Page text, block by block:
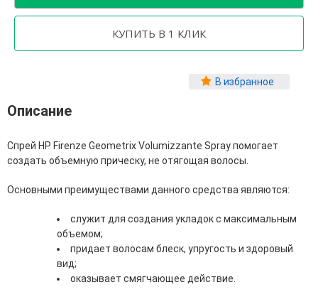
Гели для лица
Кремы для лица
Лосьоны, тоники и мисты для лица
Масла для лица
Молочко и сливки для лица
Наборы для ухода за лицом
Пенки и муссы для лица
Скрабы, пилинги и гоммажи для лица
Спреи для лица
В избранное
Описание
Спрей HP Firenze Geometrix Volumizzante Spray помогает
создать объемную прическу, не отягощая волосы.
Основными преимуществами данного средства являются:
служит для создания укладок с максимальным
объемом;
придает волосам блеск, упругость и здоровый
вид;
оказывает смягчающее действие.